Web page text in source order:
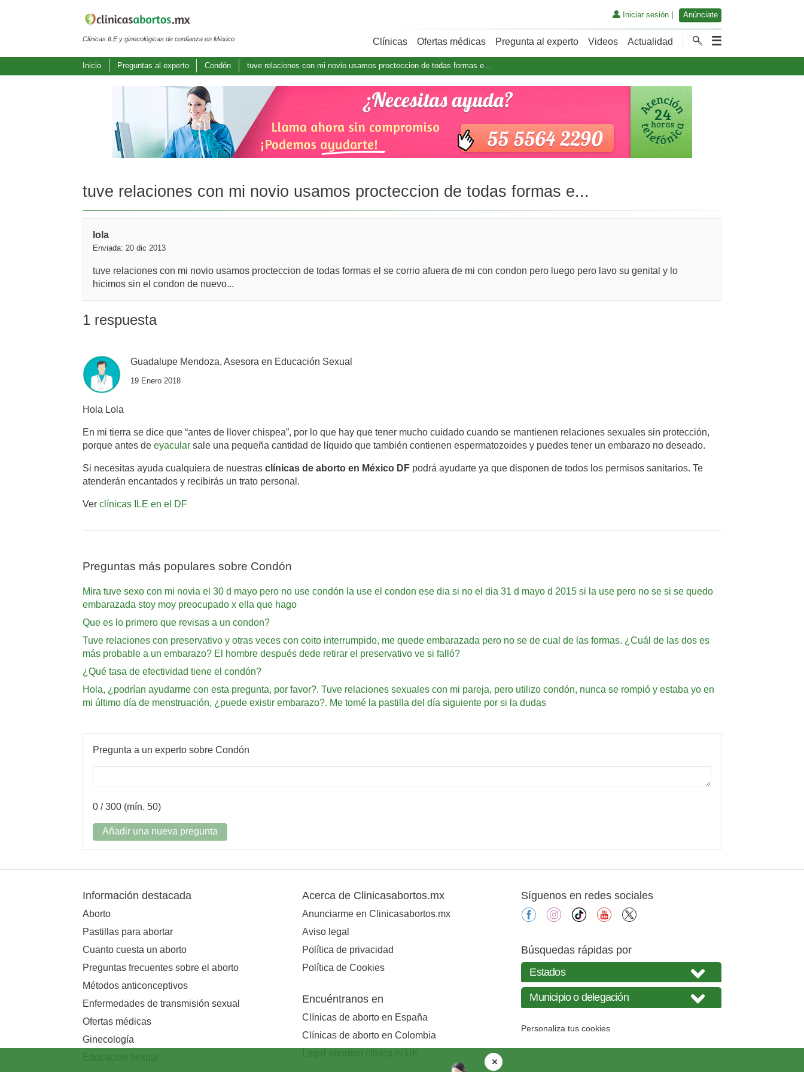
Clínicas ILE y ginecológicas de confianza en México
Iniciar sesión| Anúnciate
Clínicas Ofertas médicas Pregunta al experto Videos Actualidad
Inicio Preguntas al experto Condón tuve relaciones con mi novio usamos procteccion de todas formas e...
tuve relaciones con mi novio usamos procteccion de todas formas e...
lola
Enviada: 20 dic 2013
tuve relaciones con mi novio usamos procteccion de todas formas el se corrio afuera de mi con condon pero luego pero lavo su genital y lo
hicimos sin el condon de nuevo...
1 respuesta
Guadalupe Mendoza, Asesora en Educación Sexual
19 Enero 2018
Hola Lola
En mi tierra se dice que “antes de llover chispea”, por lo que hay que tener mucho cuidado cuando se mantienen relaciones sexuales sin protección,
porque antes de eyacular sale una pequeña cantidad de líquido que también contienen espermatozoides y puedes tener un embarazo no deseado.
Si necesitas ayuda cualquiera de nuestras clínicas de aborto en México DF podrá ayudarte ya que disponen de todos los permisos sanitarios. Te
atenderán encantados y recibirás un trato personal.
Ver clínicas ILE en el DF
Preguntas más populares sobre Condón
Mira tuve sexo con mi novia el 30 d mayo pero no use condón la use el condon ese dia si no el dia 31 d mayo d 2015 si la use pero no se si se quedo
embarazada stoy moy preocupado x ella que hago
Que es lo primero que revisas a un condon?
Tuve relaciones con preservativo y otras veces con coito interrumpido, me quede embarazada pero no se de cual de las formas. ¿Cuál de las dos es
más probable a un embarazo? El hombre después dede retirar el preservativo ve si falló?
¿Qué tasa de efectividad tiene el condón?
Hola, ¿podrían ayudarme con esta pregunta, por favor?. Tuve relaciones sexuales con mi pareja, pero utilizo condón, nunca se rompió y estaba yo en
mi último día de menstruación, ¿puede existir embarazo?. Me tomé la pastilla del día siguiente por si la dudas
Pregunta a un experto sobre Condón
0 / 300 (mín. 50)
Añadir una nueva pregunta
Información destacada
Aborto
Pastillas para abortar
Cuanto cuesta un aborto
Preguntas frecuentes sobre el aborto
Métodos anticonceptivos
Enfermedades de transmisión sexual
Ofertas médicas
Ginecología
Acerca de Clinicasabortos.mx
Anunciarme en Clinicasabortos.mx
Aviso legal
Política de privacidad
Política de Cookies
Encuéntranos en
Clínicas de aborto en España
Clínicas de aborto en Colombia
Síguenos en redes sociales
facebookinstagram
tiktok youtube
Búsquedas rápidas por
Personaliza tus cookies